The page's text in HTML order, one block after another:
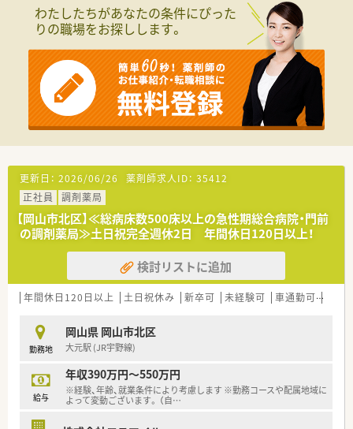
■大手グループのシステム導入により、調剤過誤を防ぐ安全な環
境が整備されています。
■育児休業からの復帰率が高く、ライフイベントへの理解がある
温かい職場風土です。
【想定されるキャリアイメージ】
■店舗での経験を積んだ後は、管理薬剤師や薬局長へのステップ
アップが目指せます。
■専門知識を深める研修制度を活用し、特定の分野に強い薬剤師
としての成長も可能です。
■地域職として現場のプロフェッショナルを目指し、長く地域医
わたしたちがあなたの条件にぴった
りの職場をお探しします。
更新日： 2026/06/26 薬剤師求人ID： 35412
正社員
調剤薬局
【岡山市北区】≪総病床数500床以上の急性期総合病院・門前
の調剤薬局≫土日祝完全週休2日 年間休日120日以上！
検討リストに追加
年間休日120日以上 土日祝休み 新卒可 未経験可 車通勤可
勤務地
岡山県 岡山市北区
大元駅 (JR宇野線)
給与
年収390万円～550万円
※経験、年齢、就業条件により考慮します ※勤務コースや配属地域に
よって変動ございます。 （自…